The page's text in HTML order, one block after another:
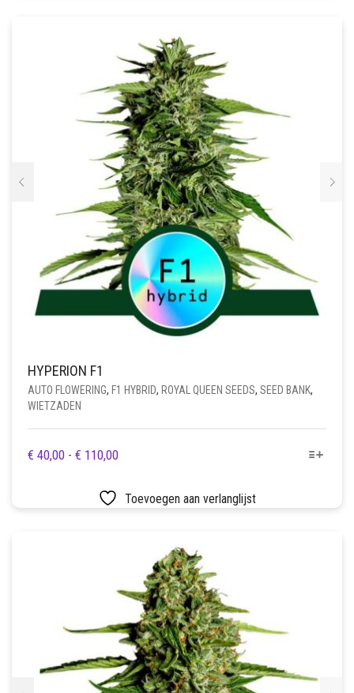
OPTIE
KAN
GEKOZEN
WORDEN
OP
DE
PRODUCTPAGINA
HYPERION F1
AUTO FLOWERING, F1 HYBRID, ROYAL QUEEN SEEDS, SEED BANK,
WIETZADEN
€ 40,00 - € 110,00PRIJSKLASSE:
TOT
€ 110,00
DIT
MEERDERE
GEKOZEN
WORDEN
OP
DE
PRODUCTPAGINA
Toevoegen aan verlanglijst